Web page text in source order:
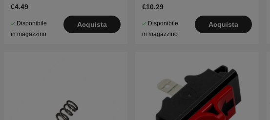
€4.49
Disponibile
in magazzino
Acquista
€10.29
Disponibile
in magazzino
Acquista